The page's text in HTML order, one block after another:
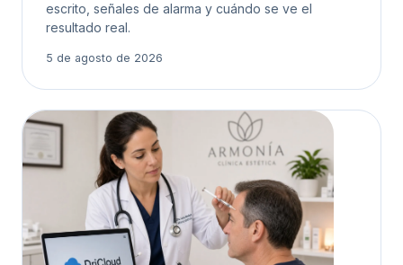
escrito, señales de alarma y cuándo se ve el
resultado real.
5 de agosto de 2026